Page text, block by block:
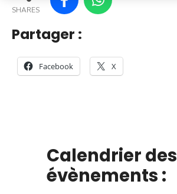
SHARES
Partager :
Facebook X
Calendrier des
évènements :